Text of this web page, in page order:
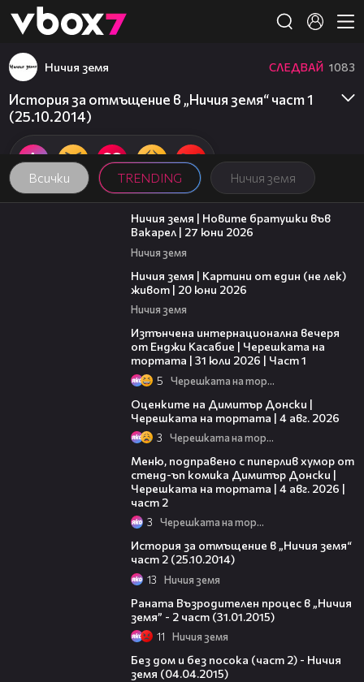
👾
Всички TRENDING Ничия земя
Ничия земя СЛЕДВАЙ 1083
История за отмъщение в „Ничия земя“ част 1
(25.10.2014)
47:07
Ничия земя | Новите братушки във
Вакарел | 27 юни 2026
Ничия земя
Ничия земя | Картини от един (не лек)
живот | 20 юни 2026
Ничия земя
Изтънчена интернационална вечеря
от Енджи Касабие | Черешката на
тортата | 31 юли 2026 | Част 1
5 Черешката на тортата
Оценките на Димитър Донски |
Черешката на тортата | 4 авг. 2026
3 Черешката на тортата
Меню, подправено с пиперлив хумор от
стенд-ъп комика Димитър Донски |
Черешката на тортата | 4 авг. 2026 |
част 2
3 Черешката на тортата
История за отмъщение в „Ничия земя“
част 2 (25.10.2014)
13 Ничия земя
Раната Възродителен процес в „Ничия
земя” - 2 част (31.01.2015)
11 Ничия земя
Без дом и без посока (част 2) - Ничия
земя (04.04.2015)